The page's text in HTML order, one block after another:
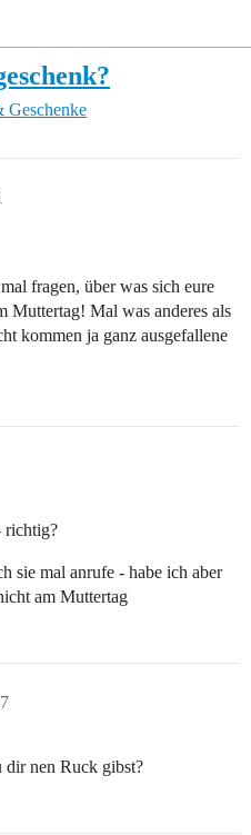
Geschenke
fragen, über was sich eure
Muttertag! Mal was anderes als
kommen ja ganz ausgefallene
richtig?
sie mal anrufe - habe ich aber
am Muttertag
dir nen Ruck gibst?